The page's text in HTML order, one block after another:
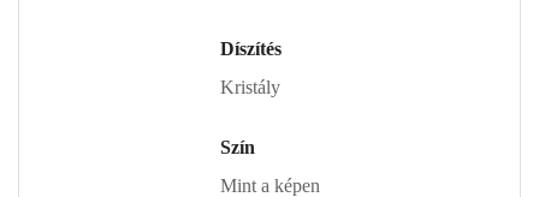
Díszítés
Kristály
Szín
Mint a képen